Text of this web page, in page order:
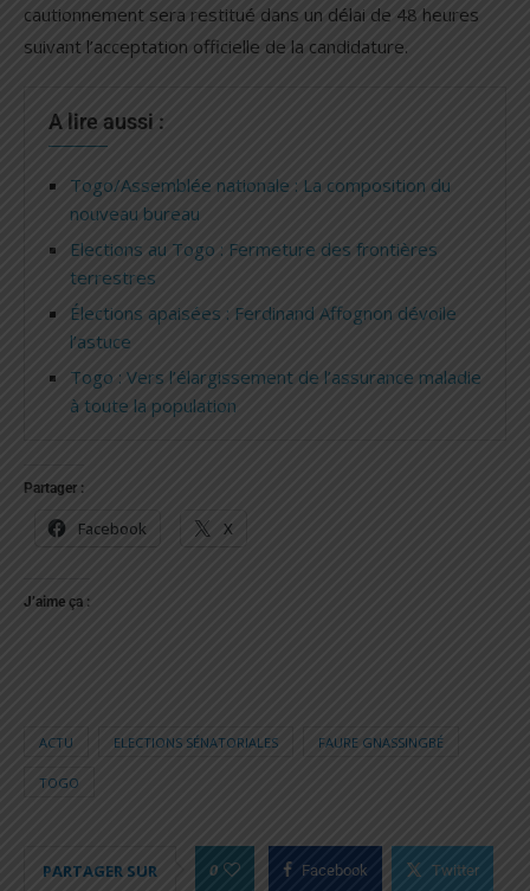
cautionnement sera restitué dans un délai de 48 heures
suivant l’acceptation officielle de la candidature.
A lire aussi :
Togo/Assemblée nationale : La composition du
nouveau bureau
Elections au Togo : Fermeture des frontières
terrestres
Élections apaisées : Ferdinand Affognon dévoile
l’astuce
Togo : Vers l’élargissement de l’assurance maladie
à toute la population
Partager :
Facebook X
J’aime ça :
ACTU ELECTIONS SÉNATORIALES FAURE GNASSINGBÉ
TOGO
PARTAGER SUR 0 Facebook Twitter